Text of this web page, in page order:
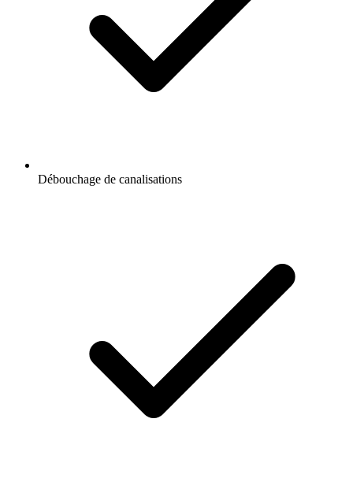
Débouchage de canalisations